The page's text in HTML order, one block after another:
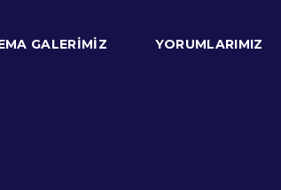
GALERIMIZ YORUMLARIMIZ